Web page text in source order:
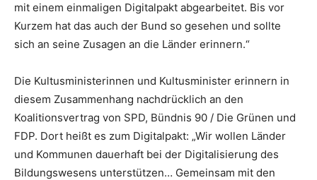
mit einem einmaligen Digitalpakt abgearbeitet. Bis vor
Kurzem hat das auch der Bund so gesehen und sollte
sich an seine Zusagen an die Länder erinnern.“
Die Kultusministerinnen und Kultusminister erinnern in
diesem Zusammenhang nachdrücklich an den
Koalitionsvertrag von SPD, Bündnis 90 / Die Grünen und
FDP. Dort heißt es zum Digitalpakt: „Wir wollen Länder
und Kommunen dauerhaft bei der Digitalisierung des
Bildungswesens unterstützen… Gemeinsam mit den